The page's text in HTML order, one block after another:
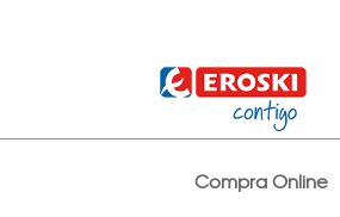
Compra Online